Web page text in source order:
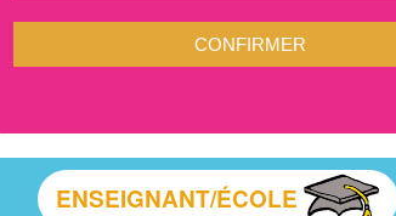
CONFIRMER
ENSEIGNANT/ÉCOLE